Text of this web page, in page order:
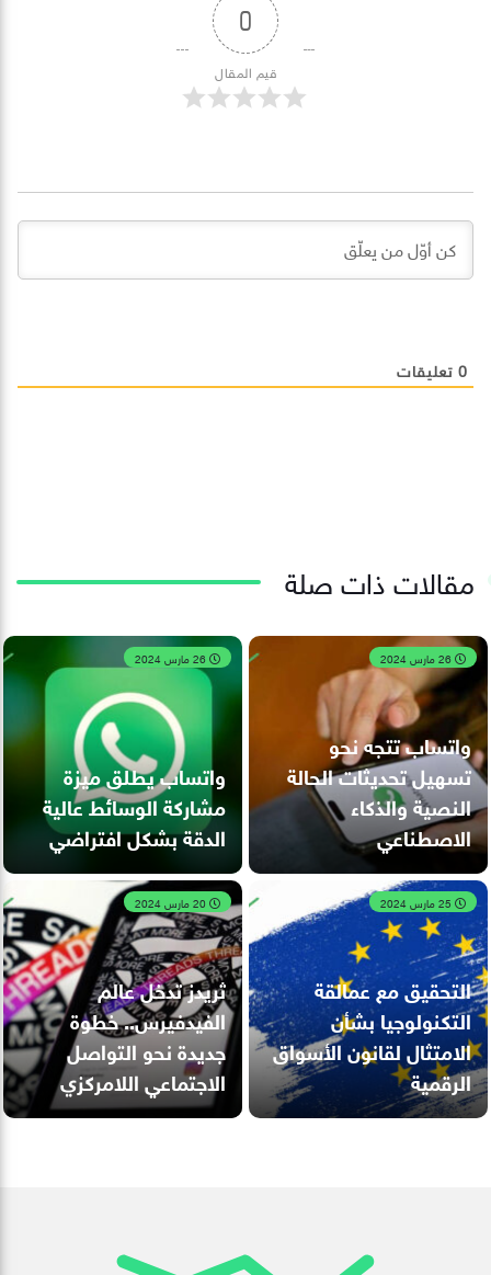
0
قيم المقال
0 تعليقات
مقالات ذات صلة
واتساب تتجه نحو
تسهيل تحديثات الحالة
النصية والذكاء
الاصطناعي
واتساب يطلق ميزة
مشاركة الوسائط عالية
الدقة بشكل افتراضي
التحقيق مع عمالقة
التكنولوجيا بشأن
الامتثال لقانون الأسواق
الرقمية
ثريدز تدخل عالم
الفيدفيرس.. خطوة
جديدة نحو التواصل
الاجتماعي اللامركزي